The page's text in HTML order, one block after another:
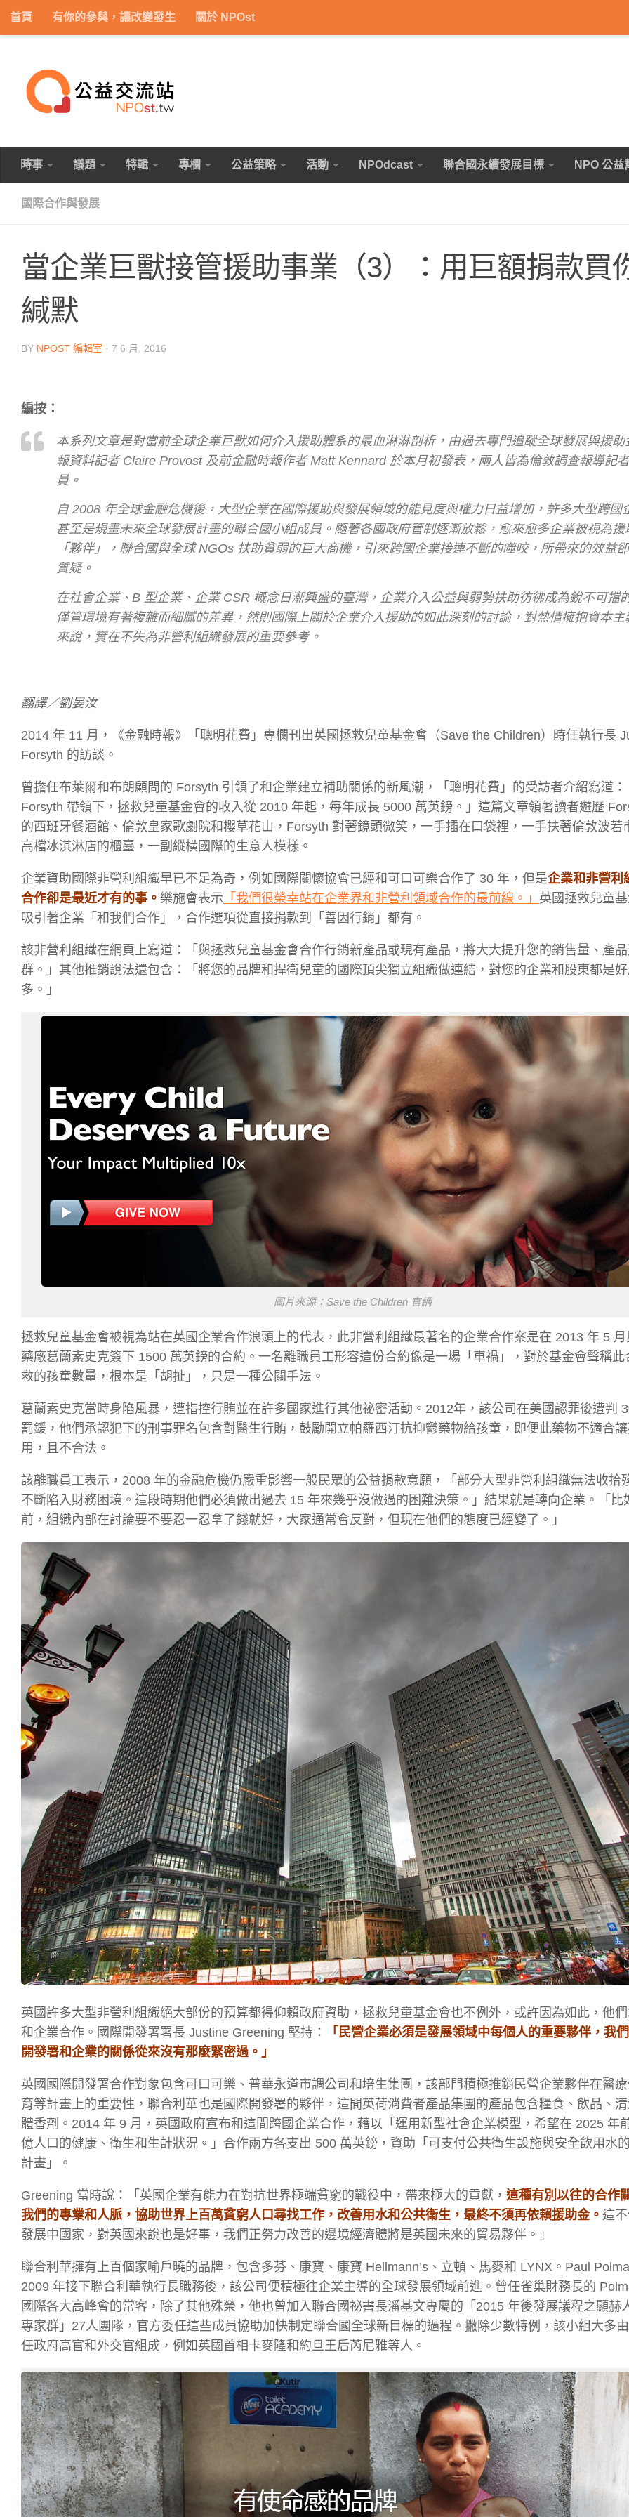
Skip to content
首頁 有你的參與，讓改變發生 關於 NPOst
時事 議題 特輯 專欄 公益策略 活動 NPOdcast 聯合國永續發展目標 NPO 公益
國際合作與發展
當企業巨獸接管援助事業（3）：用巨額捐款買
緘默
BY NPOST 編輯室 · 7 6 月, 2016
編按：
本系列文章是對當前全球企業巨獸如何介入援助體系的最血淋淋剖析，由過去專門追蹤全球發展與援助
報資料記者 Claire Provost 及前金融時報作者 Matt Kennard 於本月初發表，兩人皆為倫敦調查報導記
員。
自 2008 年全球金融危機後，大型企業在國際援助與發展領域的能見度與權力日益增加，許多大型跨國
甚至是規畫未來全球發展計畫的聯合國小組成員。隨著各國政府管制逐漸放鬆，愈來愈多企業被視為援
「夥伴」，聯合國與全球 NGOs 扶助貧弱的巨大商機，引來跨國企業接連不斷的噬咬，所帶來的效益
質疑。
在社會企業、B 型企業、企業 CSR 概念日漸興盛的臺灣，企業介入公益與弱勢扶助彷彿成為銳不可擋
僅管環境有著複雜而細膩的差異，然則國際上關於企業介入援助的如此深刻的討論，對熱情擁抱資本主
來說，實在不失為非營利組織發展的重要參考。
翻譯／劉晏汝
2014 年 11 月，《金融時報》「聰明花費」專欄刊出英國拯救兒童基金會（Save the Children）時任執行長
Forsyth 的訪談。
曾擔任布萊爾和布朗顧問的 Forsyth 引領了和企業建立補助關係的新風潮，「聰明花費」的受訪者介紹寫道：
Forsyth 帶領下，拯救兒童基金會的收入從 2010 年起，每年成長 5000 萬英鎊。」這篇文章領著讀者遊歷
的西班牙餐酒館、倫敦皇家歌劇院和櫻草花山，Forsyth 對著鏡頭微笑，一手插在口袋裡，一手扶著倫敦波若
高檔冰淇淋店的櫃臺，一副縱橫國際的生意人模樣。
企業資助國際非營利組織早已不足為奇，例如國際關懷協會已經和可口可樂合作了 30 年，但是企業和非營利
合作卻是最近才有的事。 樂施會表示 「我們很榮幸站在企業界和非營利領域合作的最前線。」 英國拯救兒童
吸引著企業「和我們合作」，合作選項從直接捐款到「善因行銷」都有。
該非營利組織在網頁上寫道：「與拯救兒童基金會合作行銷新產品或現有產品，將大大提升您的銷售量、產
群。」其他推銷說法還包含：「將您的品牌和捍衛兒童的國際頂尖獨立組織做連結，對您的企業和股東都是
多。」
圖片來源：Save the Children 官網
拯救兒童基金會被視為站在英國企業合作浪頭上的代表，此非營利組織最著名的企業合作案是在 2013 年 5
藥廠葛蘭素史克簽下 1500 萬英鎊的合約。一名離職員工形容這份合約像是一場「車禍」，對於基金會聲稱此
救的孩童數量，根本是「胡扯」，只是一種公關手法。
葛蘭素史克當時身陷風暴，遭指控行賄並在許多國家進行其他祕密活動。2012年，該公司在美國認罪後遭判
罰鍰，他們承認犯下的刑事罪名包含對醫生行賄，鼓勵開立帕羅西汀抗抑鬱藥物給孩童，即便此藥物不適合
用，且不合法。
該離職員工表示，2008 年的金融危機仍嚴重影響一般民眾的公益捐款意願，「部分大型非營利組織無法收拾
不斷陷入財務困境。這段時期他們必須做出過去 15 年來幾乎沒做過的困難決策。」結果就是轉向企業。「比
前，組織內部在討論要不要忍一忍拿了錢就好，大家通常會反對，但現在他們的態度已經變了。」
英國許多大型非營利組織絕大部份的預算都得仰賴政府資助，拯救兒童基金會也不例外，或許因為如此，他
和企業合作。國際開發署署長 Justine Greening 堅持：
「民營企業必須是發展領域中每個人的重要夥伴，我
開發署和企業的關係從來沒有那麼緊密過。」
英國國際開發署合作對象包含可口可樂、普華永道市調公司和培生集團，該部門積極推銷民營企業夥伴在醫
育等計畫上的重要性，聯合利華也是國際開發署的夥伴，這間英荷消費者產品集團的產品包含糧食、飲品、
體香劑。2014 年 9 月，英國政府宣布和這間跨國企業合作，藉以「運用新型社會企業模型，希望在 2025 年
億人口的健康、衛生和生計狀況。」合作兩方各支出 500 萬英鎊，資助「可支付公共衛生設施與安全飲用水
計畫」。
Greening 當時說：「英國企業有能力在對抗世界極端貧窮的戰役中，帶來極大的貢獻， 這種有別以往的合作
我們的專業和人脈，協助世界上百萬貧窮人口尋找工作，改善用水和公共衛生，最終不須再依賴援助金。 這
發展中國家，對英國來說也是好事，我們正努力改善的邊境經濟體將是英國未來的貿易夥伴。」
聯合利華擁有上百個家喻戶曉的品牌，包含多芬、康寶、康寶 Hellmann’s、立頓、馬麥和 LYNX。Paul
2009 年接下聯合利華執行長職務後，該公司便積極往企業主導的全球發展領域前進。曾任雀巢財務長的
國際各大高峰會的常客，除了其他殊榮，他也曾加入聯合國祕書長潘基文專屬的「2015 年後發展議程之顯赫
專家群」27人團隊，官方委任這些成員協助加快制定聯合國全球新目標的過程。撇除少數特例，該小組大多
任政府高官和外交官組成，例如英國首相卡麥隆和約旦王后芮尼雅等人。